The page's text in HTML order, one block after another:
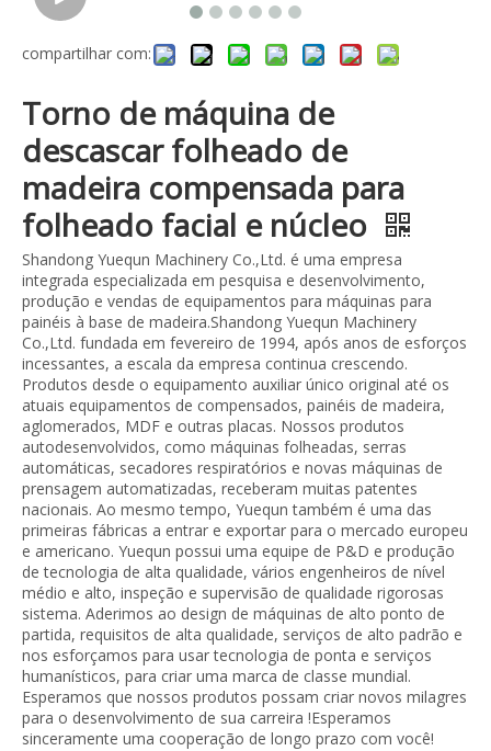
compartilhar com:
Torno de máquina de
descascar folheado de
madeira compensada para
folheado facial e núcleo
Shandong Yuequn Machinery Co.,Ltd. é uma empresa
integrada especializada em pesquisa e desenvolvimento,
produção e vendas de equipamentos para máquinas para
painéis à base de madeira.Shandong Yuequn Machinery
Co.,Ltd. fundada em fevereiro de 1994, após anos de esforços
incessantes, a escala da empresa continua crescendo.
Produtos desde o equipamento auxiliar único original até os
atuais equipamentos de compensados, painéis de madeira,
aglomerados, MDF e outras placas. Nossos produtos
autodesenvolvidos, como máquinas folheadas, serras
automáticas, secadores respiratórios e novas máquinas de
prensagem automatizadas, receberam muitas patentes
nacionais. Ao mesmo tempo, Yuequn também é uma das
primeiras fábricas a entrar e exportar para o mercado europeu
e americano. Yuequn possui uma equipe de P&D e produção
de tecnologia de alta qualidade, vários engenheiros de nível
médio e alto, inspeção e supervisão de qualidade rigorosas
sistema. Aderimos ao design de máquinas de alto ponto de
partida, requisitos de alta qualidade, serviços de alto padrão e
nos esforçamos para usar tecnologia de ponta e serviços
humanísticos, para criar uma marca de classe mundial.
Esperamos que nossos produtos possam criar novos milagres
para o desenvolvimento de sua carreira !Esperamos
sinceramente uma cooperação de longo prazo com você!